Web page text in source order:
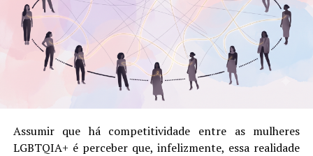
Curtir isso:
REDE DE APOIO
SAÚDE MENTAL
UP NEXT
LesB Indica | A Cor Púrpura – o considerado melhor
Assumir que há competitividade entre as mulheres
LGBTQIA+ é perceber que, infelizmente, essa realidade